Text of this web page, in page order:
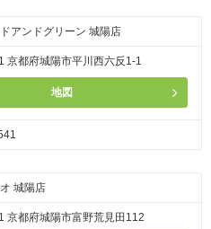
アンドグリーン 城陽店
京都府城陽市平川西六反1-1
地図
城陽店
京都府城陽市富野荒見田112